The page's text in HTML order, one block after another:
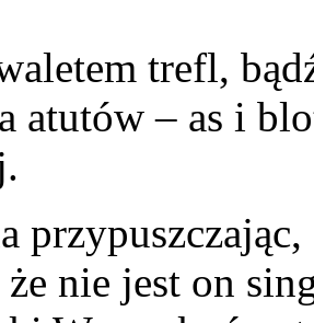
trefl,
atutów – as i
że nie jest on